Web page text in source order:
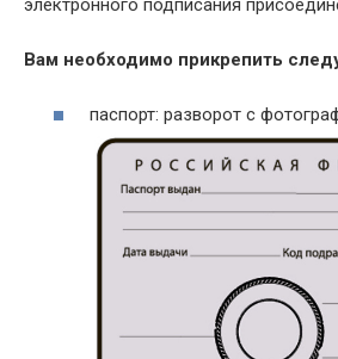
Вам необходимо прикрепить
паспорт: разворот с